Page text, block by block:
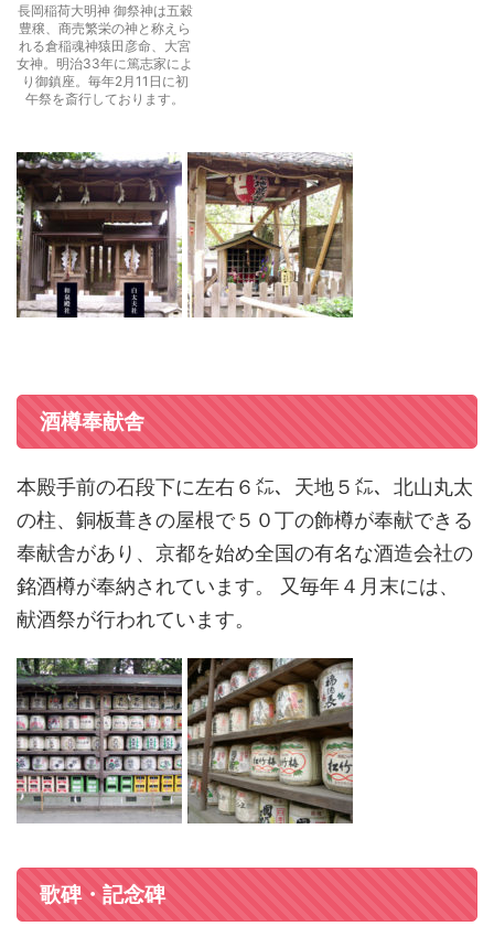
長岡稲荷大明神 御祭神は五穀
豊穣、商売繁栄の神と称えら
れる倉稲魂神猿田彦命、大宮
女神。明治33年に篤志家によ
り御鎮座。毎年2月11日に初
午祭を斎行しております。
酒樽奉献舎
本殿手前の石段下に左右６㍍、天地５㍍、北山丸太
の柱、銅板葺きの屋根で５０丁の飾樽が奉献できる
奉献舎があり、京都を始め全国の有名な酒造会社の
銘酒樽が奉納されています。 又毎年４月末には、
献酒祭が行われています。
歌碑・記念碑